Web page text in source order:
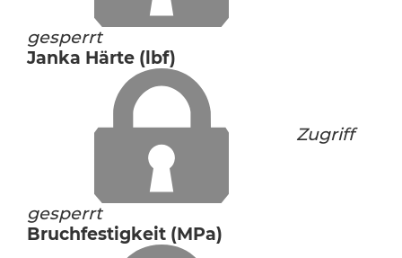
gesperrt
Janka Härte (lbf)
Zugriff
gesperrt
Bruchfestigkeit (MPa)